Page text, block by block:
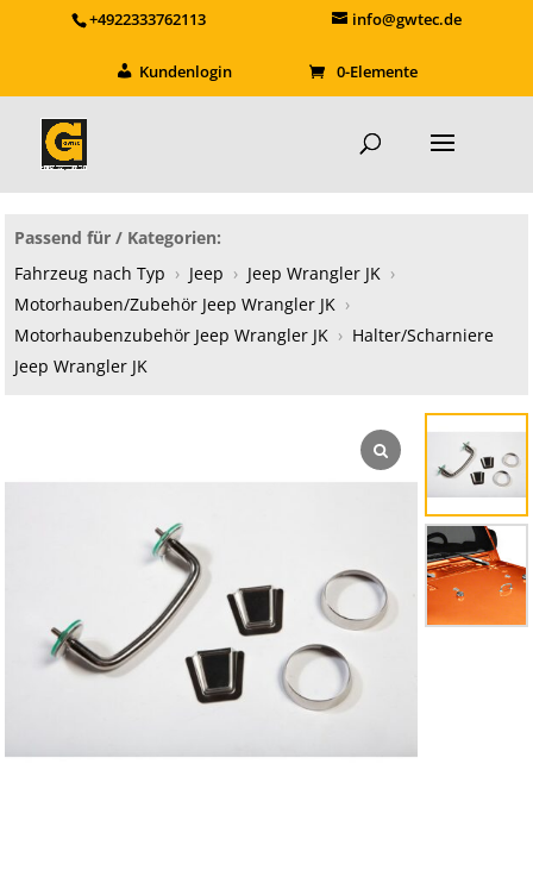
+4922333762113 info@gwtec.de
Kundenlogin 0-Elemente
Passend für / Kategorien:
Fahrzeug nach Typ › Jeep › Jeep Wrangler JK ›
Motorhauben/Zubehör Jeep Wrangler JK ›
Motorhaubenzubehör Jeep Wrangler JK › Halter/Scharniere
Jeep Wrangler JK